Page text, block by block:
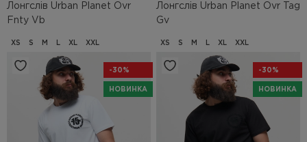
Лонгслів Urban Planet Ovr
Fnty Vb
XS S M L XL XXL
Лонгслів Urban Planet Ovr Tag
Gv
XS S M L XL XXL
-30%
НОВИНКА
-30%
НОВИНКА